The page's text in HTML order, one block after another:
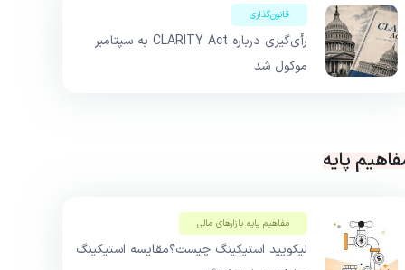
قانون‌گذاری
رأی‌گیری درباره CLARITY Act به سپتامبر
موکول شد
پایه
مفاهیم پایه بازار‌های مالی
لیکویید استیکینگ چیست؟مقایسه استیکینگ